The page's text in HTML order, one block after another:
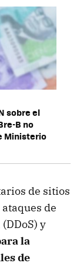
sobre el
B no
Ministerio
de sitios
de
y
la
de